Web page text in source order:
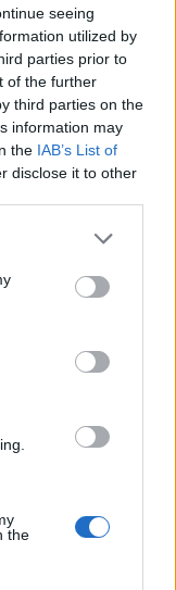
seeing
utilized by
parties prior to
of the further
third parties on the
information may
the IAB’s List of
disclose it to other
the